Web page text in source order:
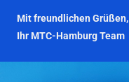
Mit freundlichen Grüßen,
Ihr MTC-Hamburg Team